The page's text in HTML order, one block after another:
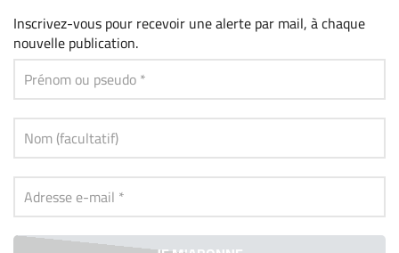
Inscrivez-vouspour recevoir une alerte par mail, à chaque
nouvelle publication.